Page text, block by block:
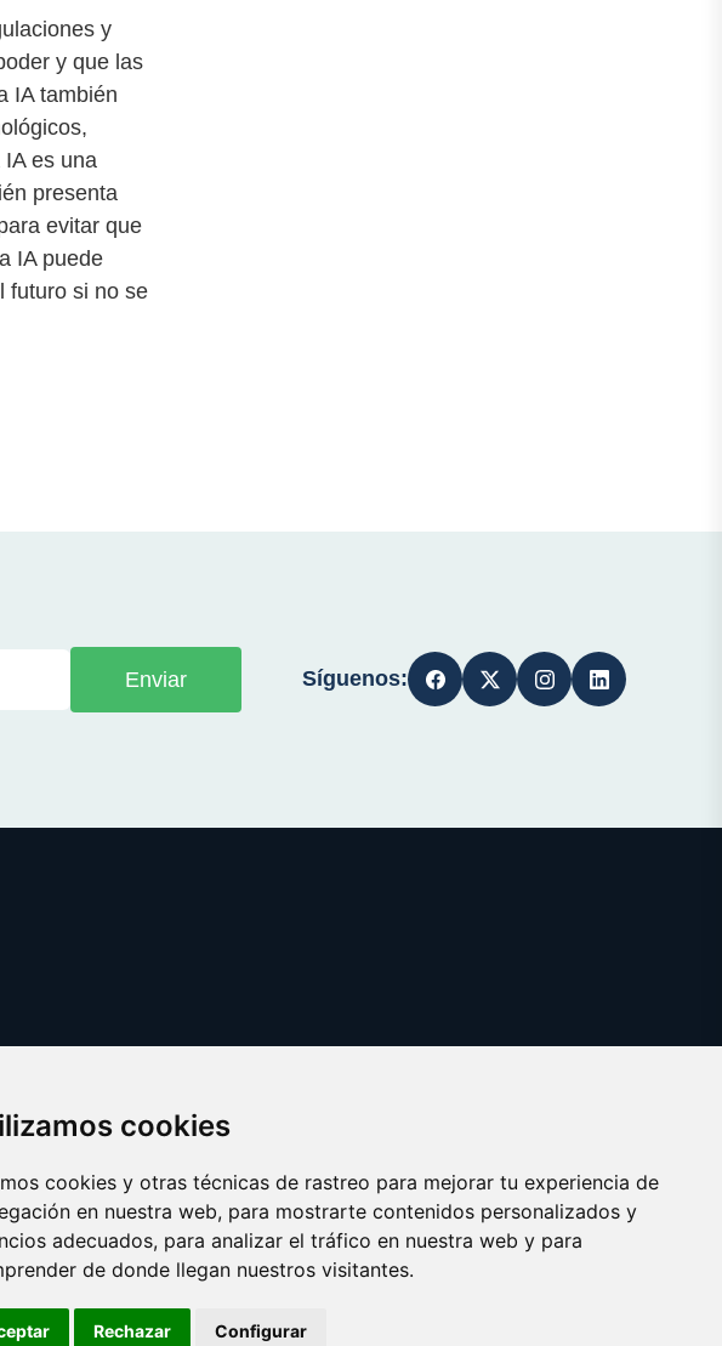
cookies
cookies y otras técnicas de rastreo para mejorar tu experiencia de
en nuestra web, para mostrarte contenidos personalizados y
adecuados, para analizar el tráfico en nuestra web y para
de donde llegan nuestros visitantes.
Rechazar Configurar
y
y que las
IA también
es una
presenta
evitar que
IA puede
futuro si no se
Enviar Síguenos: